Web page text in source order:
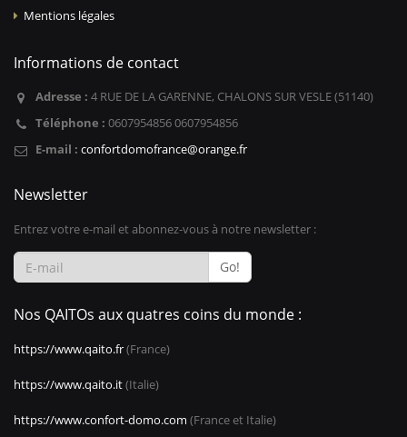
Mentions légales
Informations de contact
Adresse : 4 RUE DE LA GARENNE, CHALONS SUR VESLE (51140)
Téléphone : 0607954856 0607954856
E-mail : confortdomofrance@orange.fr
Newsletter
Entrez votre e-mail et abonnez-vous à notre newsletter :
Go!
Nos QAITOs aux quatres coins du monde :
https://www.qaito.fr(France)
https://www.qaito.it(Italie)
https://www.confort-domo.com (France et Italie)